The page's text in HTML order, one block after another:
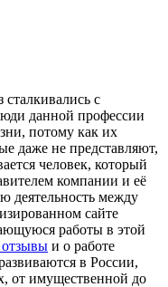
с
данной профессии
потому как их
даже не представляют,
человек, который
компании и её
деятельность между
сайте
работы в этой
и о работе
в России,
от имущественной до